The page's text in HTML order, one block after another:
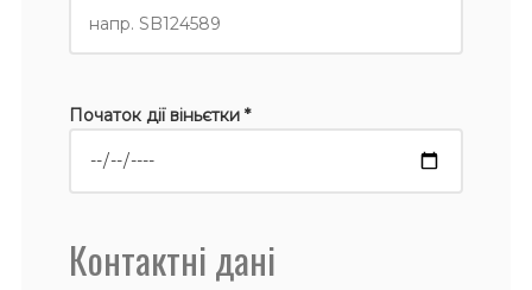
Початок дії віньєтки *
Контактні дані